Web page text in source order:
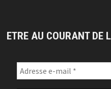
ETRE AU COURANT DE